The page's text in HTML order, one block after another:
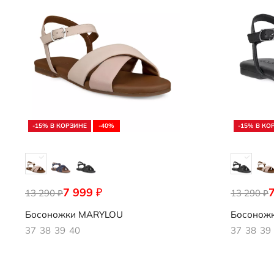
Специальное
-15% В КОРЗИНЕ -40%
7 999 ₽
13 290₽
237303/01118
Босоножки MARYLOU
37 38 39 40
-15% В
13 290₽
237303/
37 38 39